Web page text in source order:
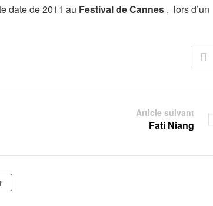
date de 2011 au Festival de Cannes , lors d’un
Article suivant
Fati Niang